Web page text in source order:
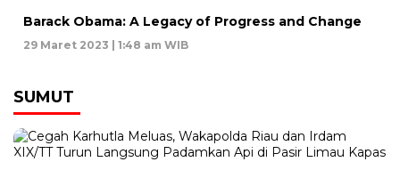
Barack Obama: A Legacy of Progress and Change
29 Maret 2023 | 1:48 am WIB
SUMUT